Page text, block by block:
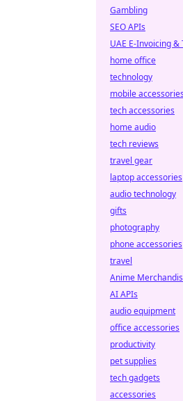
Gambling
SEO APIs
UAE E-Invoicing &
home office
technology
mobile accessories
tech accessories
home audio
tech reviews
travel gear
laptop accessories
audio technology
gifts
photography
phone accessories
travel
Anime
AI APIs
audio equipment
office accessories
productivity
pet supplies
tech gadgets
accessories